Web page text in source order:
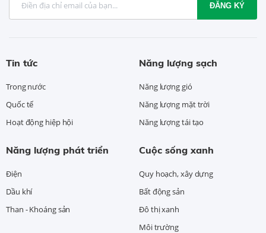
ĐĂNG KÝ
Tin tức
Trong nước
Quốc tế
Hoạt động hiệp hội
Năng lượng sạch
Năng lượng gió
Năng lượng mặt trời
Năng lượng tái tạo
Năng lượng phát triển
Điện
Dầu khí
Than - Khoáng sản
Cuộc sống xanh
Quy hoạch, xây dựng
Bất động sản
Đô thị xanh
Môi trường